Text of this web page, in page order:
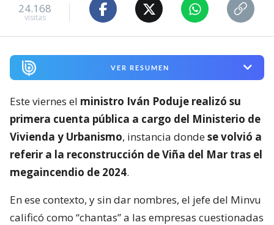
24.168
visitas
VER RESUMEN
Este viernes el ministro Iván Poduje realizó su
primera cuenta pública a cargo del Ministerio de
Vivienda y Urbanismo, instancia dondese volvió a
referir a la reconstrucción de Viña del Mar tras el
megaincendio de 2024.
En ese contexto, y sin dar nombres, el jefe del Minvu
calificó como “chantas” a las empresas cuestionadas